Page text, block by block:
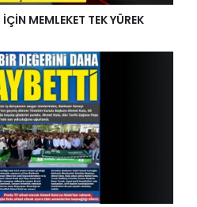
MEMLEKET TEK YÜREK